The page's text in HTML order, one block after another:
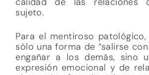
sujeto.
Para el mentiroso
sólo una forma de “salirse
engañar a los demás, sino
expresión emocional y de